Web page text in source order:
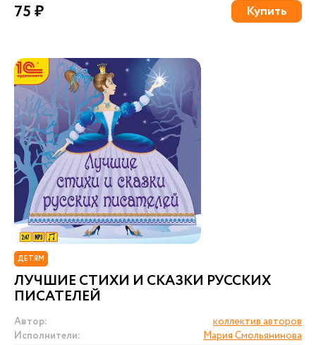
75 ₽ Купить
ДЕТЯМ
ЛУЧШИЕ СТИХИ И СКАЗКИ РУССКИХ
ПИСАТЕЛЕЙ
Автор:
коллектив авторов
Исполнители:
Мария Смольянинова